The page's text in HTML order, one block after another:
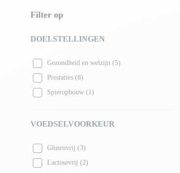
Filter op
DOELSTELLINGEN
Gezondheid en welzijn (5)
Prestaties (8)
Spieropbouw (1)
VOEDSELVOORKEUR
Glutenvrij (3)
Lactosevrij (2)